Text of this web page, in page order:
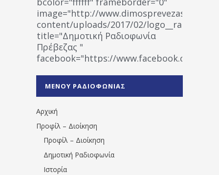
image="http://www.dimosprevezas.gr/wp-
content/uploads/2017/02/
title="Δημοτική Ραδιοφωνία
Πρέβεζας "
facebook="https://www.facebook.com/
1531194763766854/" artist="" ]
ΜΕΝΟΥ ΡΑΔΙΟΦΩΝΙΑΣ
Αρχική
Προφίλ – Διοίκηση
Προφίλ – Διοίκηση
Δημοτική Ραδιοφωνία
Ιστορία